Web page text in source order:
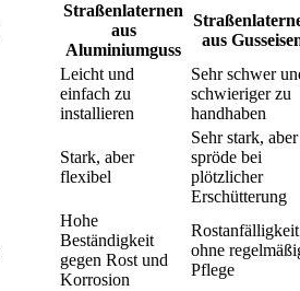
Straßenlaternen
aus
Aluminiumguss
aus
Leicht und
einfach zu
installieren
Sehr schwer
schwieriger zu
handhaben
Stark, aber
flexibel
Sehr stark, aber
spröde bei
plötzlicher
Erschütterung
Hohe
Beständigkeit
gegen Rost und
Korrosion
Rostanfälligkeit
ohne
Pflege